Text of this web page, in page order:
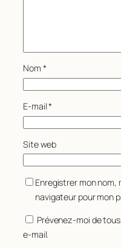
Nom *
E-mail*
Site web
Enregistrer mon nom,
navigateur pour mon
Prévenez-moi de
e-mail.